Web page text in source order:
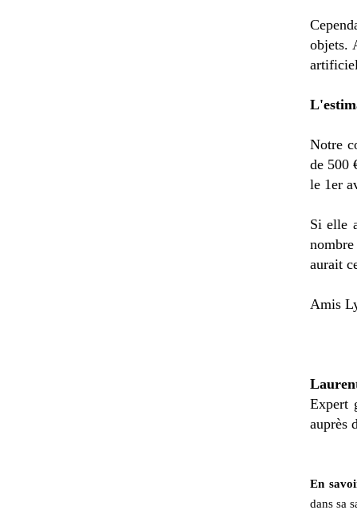
objets.
Notre
de 500
le 1er
Si elle
aurait
Amis
Expert
auprès
En
dans sa